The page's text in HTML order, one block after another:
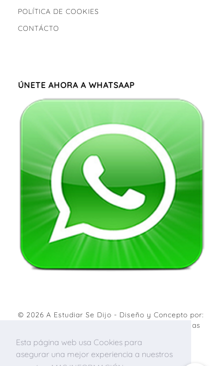
POLÍTICA DE COOKIES
CONTÁCTO
ÚNETE AHORA A WHATSAAP
© 2026 A Estudiar Se Dijo - Diseño y Concepto por:
Diseño de páginas
Esta página web usa Cookies para
asegurar una mejor experiencia a nuestros